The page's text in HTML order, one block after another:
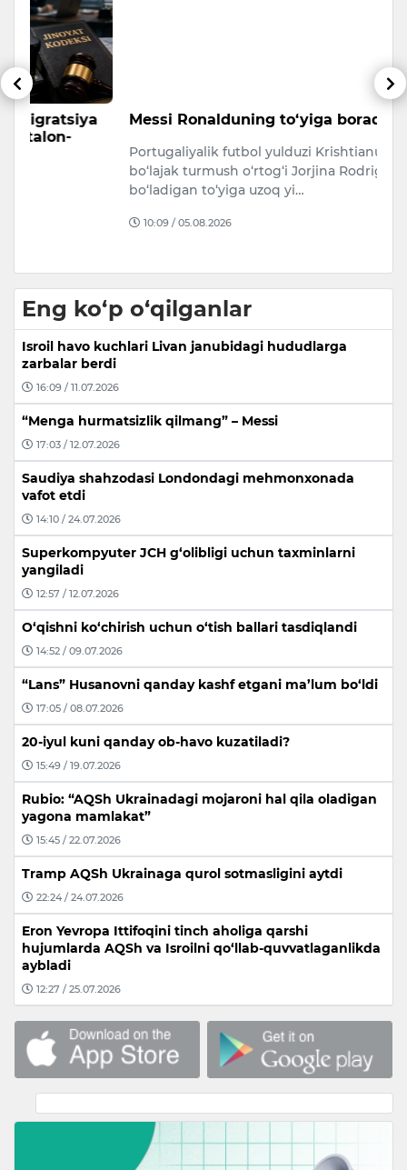
Messi Ronalduning to‘yiga boradimi?
Portugaliyalik futbol yulduzi Krishtianu Ronaldu
bo‘lajak turmush o‘rtog‘i Jorjina Rodriges bilan
bo‘ladigan to‘yiga uzoq yi…
10:09 / 05.08.2026
Eng ko‘p o‘qilganlar
Isroil havo kuchlari Livan janubidagi hududlarga
zarbalar berdi
16:09 / 11.07.2026
“Menga hurmatsizlik qilmang” – Messi
17:03 / 12.07.2026
Saudiya shahzodasi Londondagi mehmonxonada
vafot etdi
14:10 / 24.07.2026
Superkompyuter JCH g‘olibligi uchun taxminlarni
yangiladi
12:57 / 12.07.2026
O‘qishni ko‘chirish uchun o‘tish ballari tasdiqlandi
14:52 / 09.07.2026
“Lans” Husanovni qanday kashf etgani ma’lum bo‘ldi
17:05 / 08.07.2026
20-iyul kuni qanday ob-havo kuzatiladi?
15:49 / 19.07.2026
Rubio: “AQSh Ukrainadagi mojaroni hal qila oladigan
yagona mamlakat”
15:45 / 22.07.2026
Tramp AQSh Ukrainaga qurol sotmasligini aytdi
22:24 / 24.07.2026
Eron Yevropa Ittifoqini tinch aholiga qarshi
hujumlarda AQSh va Isroilni qo‘llab-quvvatlaganlikda
aybladi
12:27 / 25.07.2026